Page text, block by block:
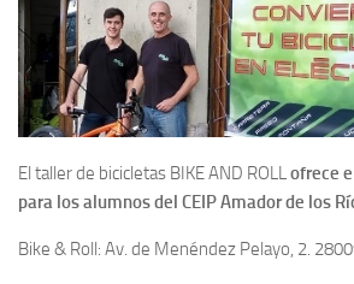
El taller de bicicletas BIKE AND ROLLofrece
para los alumnos del CEIP Amador de los
Bike & Roll: Av. de Menéndez Pelayo, 2.